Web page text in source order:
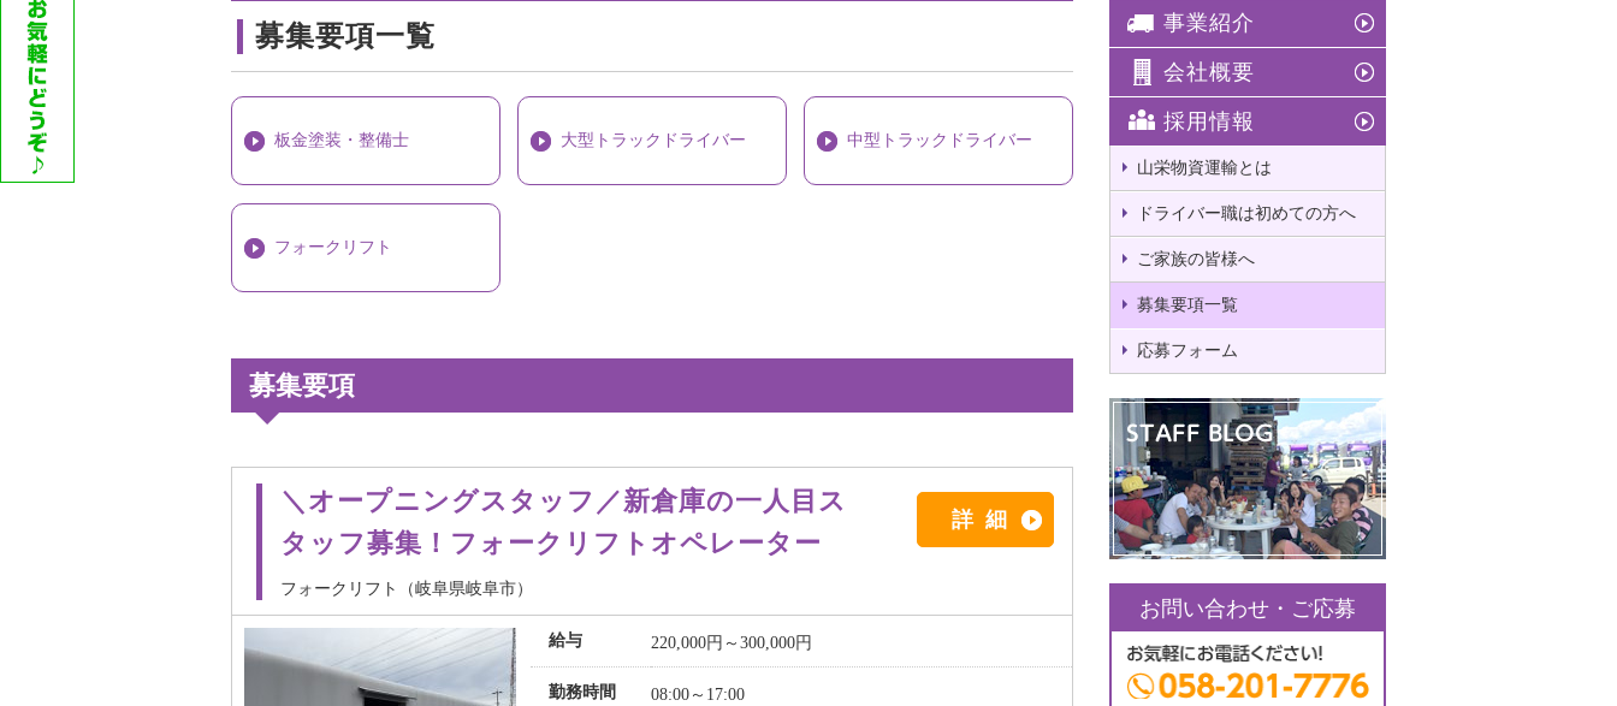
募集要項一覧
板金塗装・整備士 大型トラックドライバー 中型トラックドライバー
フォークリフト
募集要項
＼オープニングスタッフ／新倉庫の一人目ス
タッフ募集！フォークリフトオペレーター
フォークリフト（岐阜県岐阜市）
給与 220,000円～300,000円
勤務時間 08:00～17:00
詳細
事業紹介
会社概要
採用情報
山栄物資運輸とは
ドライバー職は初めての方へ
ご家族の皆様へ
募集要項一覧
応募フォーム
お問い合わせ・ご応募